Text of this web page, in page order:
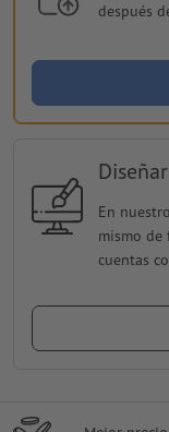
después
En
mismo de
cuentas